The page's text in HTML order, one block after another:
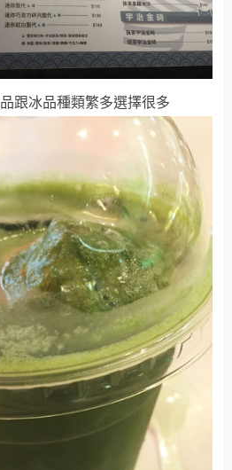
跟冰品種類繁多選擇很多